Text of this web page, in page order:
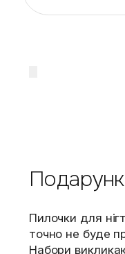
Пилочки для
точно не буде
Набори